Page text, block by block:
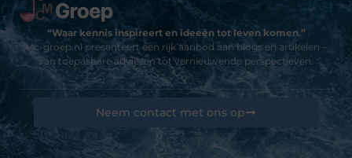
“Waar kennis inspireert en ideeën tot leven komen.”
Mc-groep.nl presenteert een rijk aanbod aan blogs en artikelen –
van toepasbare adviezen tot vernieuwende perspectieven.
Sitelinks
Neem contact met ons op